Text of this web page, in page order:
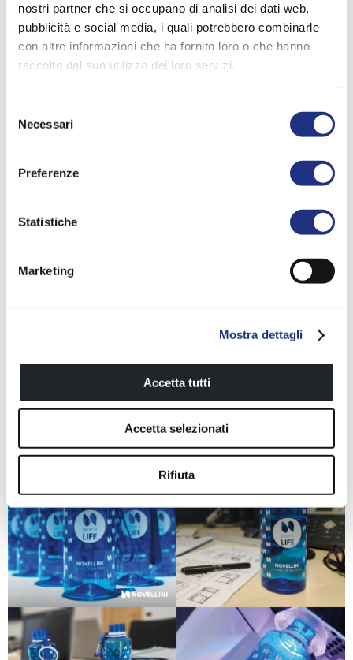
nostri partner che si occupano di analisi dei dati web,
pubblicità e social media, i quali potrebbero combinarle
con altre informazioni che ha fornito loro o che hanno
raccolto dal suo utilizzo dei loro servizi.
delNecessari
Preferenze
Statistiche
Marketing
Mostra dettagli
Accetta tutti
Accetta selezionati
Rifiuta
direttamente l'impegno e la sensibilità dell'azienda sul tema
della sostenibilità ambientale. Sensibilizzare adagirecon un
semplice